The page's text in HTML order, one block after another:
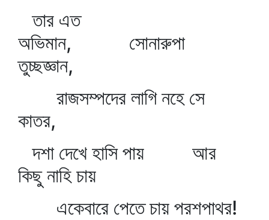
তার এত
অভিমান, সোনারুপা
তুচ্ছজ্ঞান,
রাজসম্পদের লাগি নহে সে
কাতর,
দশা দেখে হাসি পায় আর
কিছু নাহি চায়
একেবারে পেতে চায় পরশপাথর!